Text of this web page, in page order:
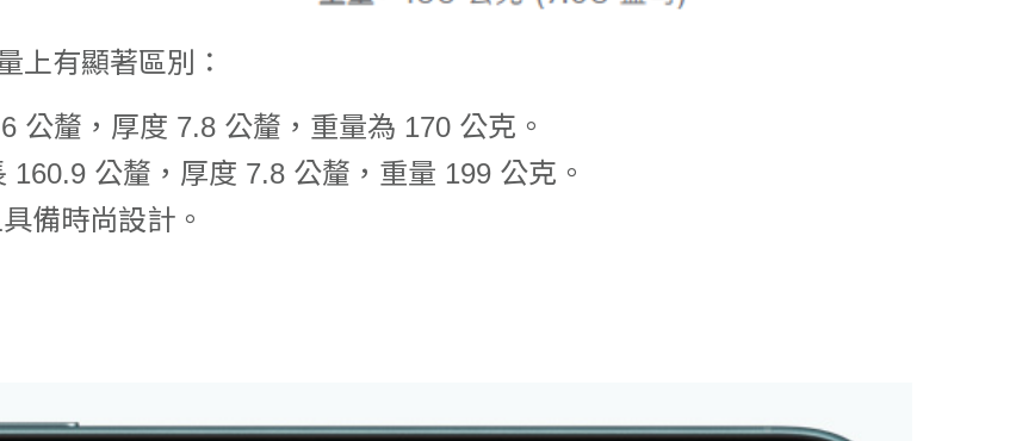
上有顯著區別：
公釐，厚度 7.8 公釐，重量為 170 公克。
160.9 公釐，厚度 7.8 公釐，重量 199 公克。
備時尚設計。